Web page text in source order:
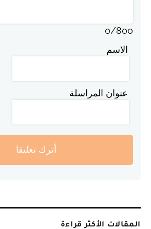
0/800
الاسم
عنوان المراسلة
أترك تعليقا
المقالات الأكثر قراءة